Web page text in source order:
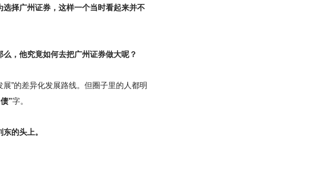
择广州证券，这样一个当时看起来并不
，他究竟如何去把广州证券做大呢？
”的差异化发展路线。但圈子里的人都明
”字。
的头上。